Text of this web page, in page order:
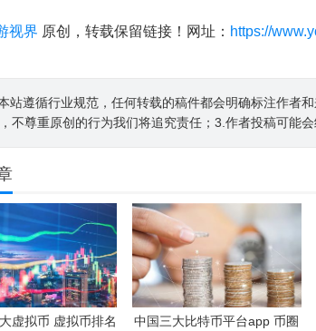
视界 原创，转载保留链接！网址： https://
站遵循行业规范，任何转载的稿件都会明确标注作者
不尊重原创的行为我们将追究责任；3.作者投稿可能会
虚拟币 虚拟币排名 中国三大比特币平台app 币圈